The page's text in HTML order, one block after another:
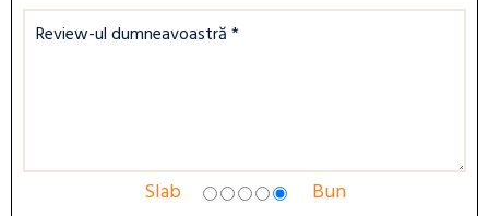
Slab Bun